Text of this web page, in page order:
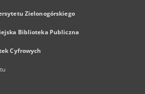
Zielonogórskiego
Biblioteka Publiczna
Cyfrowych